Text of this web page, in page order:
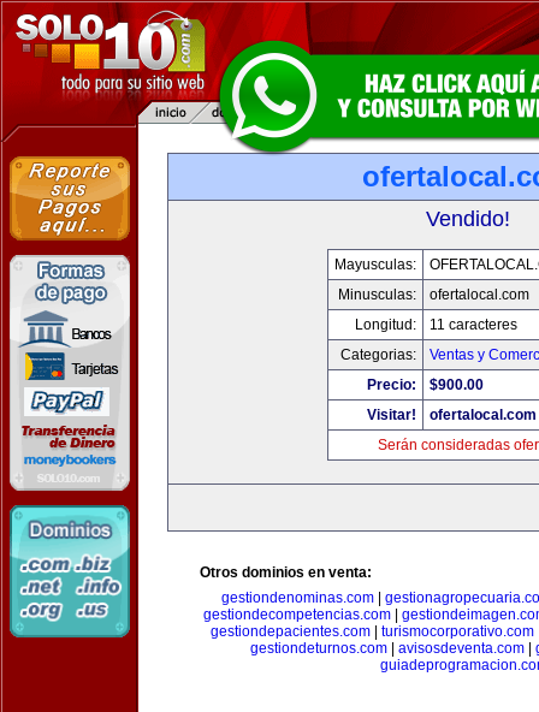
Vendido!
Mayusculas:
Minusculas:
ofertalocal.com
Longitud:
11 caracteres
Categorias:
Ventas y
Precio:
$900.00
Visitar!
ofertalocal.com
Serán consideradas
Otros dominios en venta:
gestiondenominas.com|
gestiondecompetencias.com|
gestiondepacientes.com| turismocorporativo.com
gestiondeturnos.com| avisosdeventa.com|